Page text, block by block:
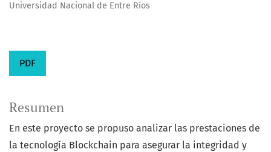
Universidad Nacional de Entre Ríos
PDF
Resumen
En este proyecto se propuso analizar las prestaciones de
la tecnología Blockchain para asegurar la integridad y